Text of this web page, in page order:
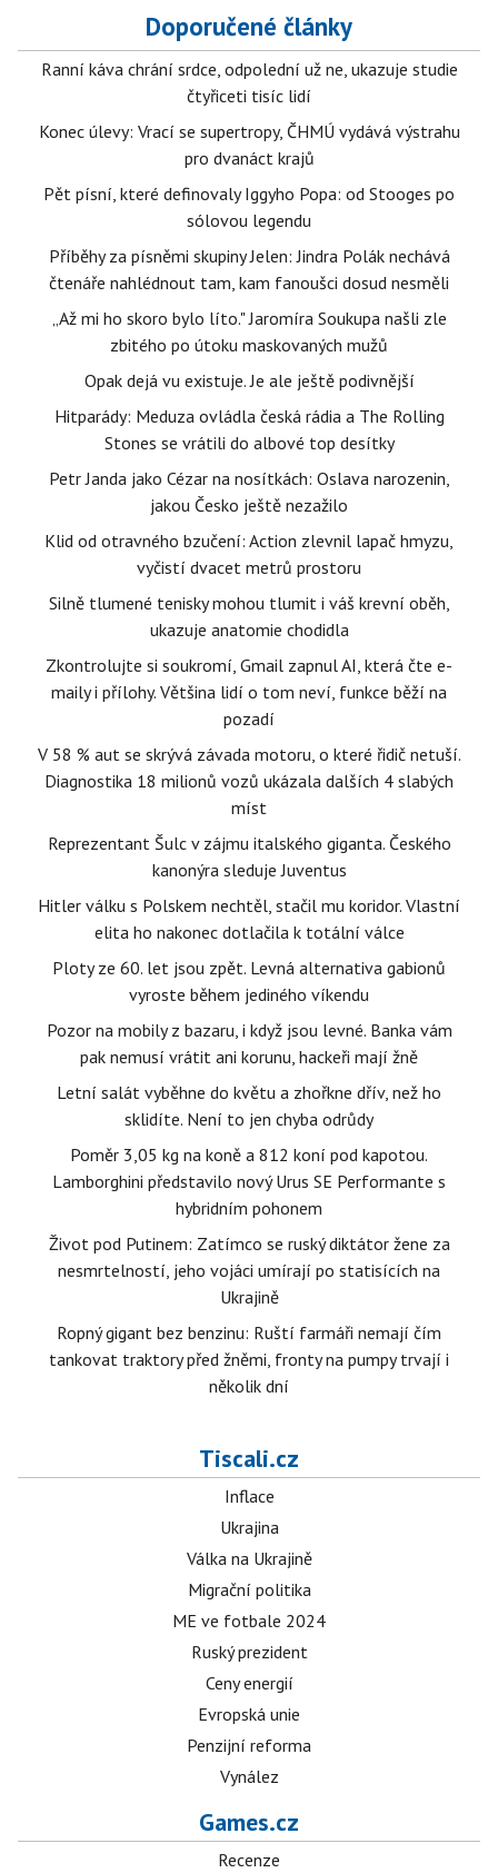
Doporučené články
Ranní káva chrání srdce, odpolední už ne, ukazuje studie
čtyřiceti tisíc lidí
Konec úlevy: Vrací se supertropy, ČHMÚ vydává výstrahu
pro dvanáct krajů
Pět písní, které definovaly Iggyho Popa: od Stooges po
sólovou legendu
Příběhy za písněmi skupiny Jelen: Jindra Polák nechává
čtenáře nahlédnout tam, kam fanoušci dosud nesměli
„Až mi ho skoro bylo líto." Jaromíra Soukupa našli zle
zbitého po útoku maskovaných mužů
Opak dejá vu existuje. Je ale ještě podivnější
Hitparády: Meduza ovládla česká rádia a The Rolling
Stones se vrátili do albové top desítky
Petr Janda jako Cézar na nosítkách: Oslava narozenin,
jakou Česko ještě nezažilo
Klid od otravného bzučení: Action zlevnil lapač hmyzu,
vyčistí dvacet metrů prostoru
Silně tlumené tenisky mohou tlumit i váš krevní oběh,
ukazuje anatomie chodidla
Zkontrolujte si soukromí, Gmail zapnul AI, která čte e-
maily i přílohy. Většina lidí o tom neví, funkce běží na
pozadí
V 58 % aut se skrývá závada motoru, o které řidič netuší.
Diagnostika 18 milionů vozů ukázala dalších 4 slabých
míst
Reprezentant Šulc v zájmu italského giganta. Českého
kanonýra sleduje Juventus
Hitler válku s Polskem nechtěl, stačil mu koridor. Vlastní
elita ho nakonec dotlačila k totální válce
Ploty ze 60. let jsou zpět. Levná alternativa gabionů
vyroste během jediného víkendu
Pozor na mobily z bazaru, i když jsou levné. Banka vám
pak nemusí vrátit ani korunu, hackeři mají žně
Letní salát vyběhne do květu a zhořkne dřív, než ho
sklidíte. Není to jen chyba odrůdy
Poměr 3,05 kg na koně a 812 koní pod kapotou.
Lamborghini představilo nový Urus SE Performante s
hybridním pohonem
Život pod Putinem: Zatímco se ruský diktátor žene za
nesmrtelností, jeho vojáci umírají po statisících na
Ukrajině
Ropný gigant bez benzinu: Ruští farmáři nemají čím
tankovat traktory před žněmi, fronty na pumpy trvají i
několik dní
Tiscali.cz
Inflace
Ukrajina
Válka na Ukrajině
Migrační politika
ME ve fotbale 2024
Ruský prezident
Ceny energií
Evropská unie
Penzijní reforma
Vynález
Games.cz
Recenze